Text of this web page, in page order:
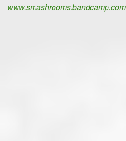
www.smashrooms.bandcamp.com